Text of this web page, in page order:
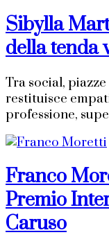
Sibylla
della tenda
Tra social,
restituisce
professione,
Franco
Premio
Caruso